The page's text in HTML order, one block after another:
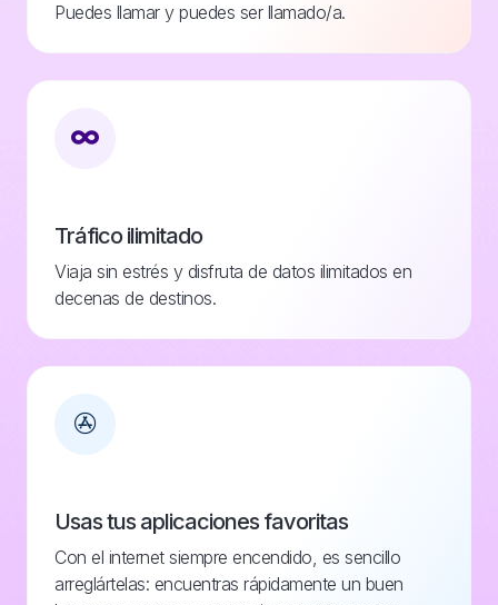
Puedes llamar y puedes ser llamado/a.
Tráfico ilimitado
Viaja sin estrés y disfruta de datos ilimitados en
decenas de destinos.
Usas tus aplicaciones favoritas
Con el internet siempre encendido, es sencillo
arreglártelas: encuentras rápidamente un buen